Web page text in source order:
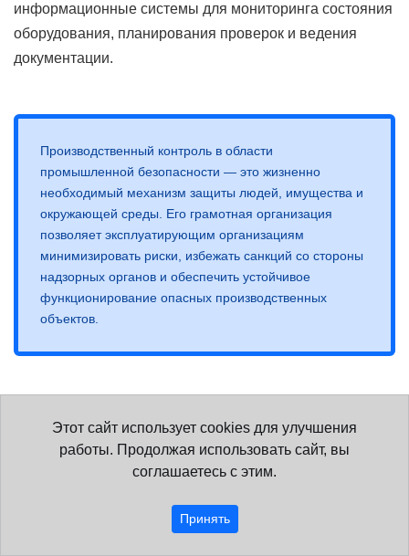
информационные системы для мониторинга состояния
оборудования, планирования проверок и ведения
документации.
Производственный контроль в области
промышленной безопасности — это жизненно
необходимый механизм защиты людей, имущества и
окружающей среды. Его грамотная организация
позволяет эксплуатирующим организациям
минимизировать риски, избежать санкций со стороны
надзорных органов и обеспечить устойчивое
функционирование опасных производственных
объектов.
Другие статьи в рубрике «Промышленная
безопасность»
Ростехнадзоре: области А1 и Б1–Б12
Этот сайт использует cookies для улучшения
работы. Продолжая использовать сайт, вы
соглашаетесь с этим.
Принять